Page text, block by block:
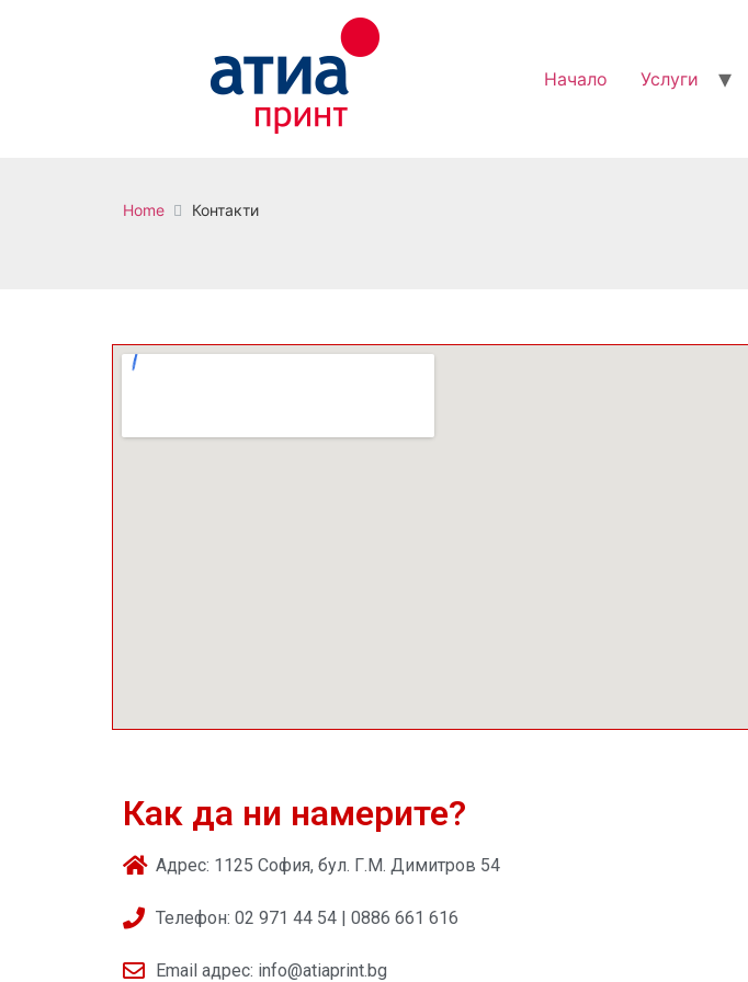
Начало Услуги
Home Контакти
Как да ни намерите?
Адрес: 1125 София, бул. Г.М. Димитров 54
Телефон: 02 971 44 54 | 0886 661 616
Email адрес: info@atiaprint.bg